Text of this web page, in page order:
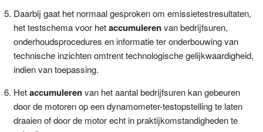
Daarbij gaat het normaal gesproken om emissietestresultaten,
het testschema voor hetaccumulerenvan bedrijfsuren,
onderhoudsprocedures en informatie ter onderbouwing van
technische inzichten omtrent technologische gelijkwaardigheid,
indien van toepassing.
Hetaccumulerenvan het aantal bedrijfsuren kan gebeuren
door de motoren op een dynamometer-testopstelling te laten
draaien of door de motor echt in praktijkomstandigheden te